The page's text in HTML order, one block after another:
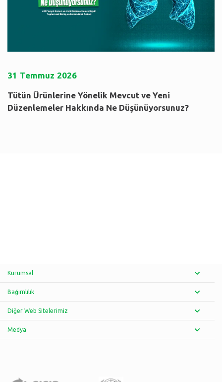
31 Temmuz 2026
Tütün Ürünlerine Yönelik Mevcut ve Yeni
Düzenlemeler Hakkında Ne Düşünüyorsunuz?
Kurumsal
Bağımlılık
Diğer Web Sitelerimiz
Medya